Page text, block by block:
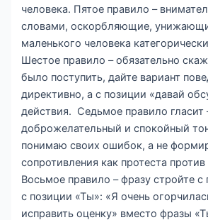
человека. Пятое правило –
словами, оскорбляющие,
маленького человека
Шестое правило – обязательно
было поступить, дайте вариант
директивно, а с позиции «давай
действия. Седьмое правило гласит
доброжелательный и спокойный
понимаю своих ошибок, а не
сопротивления как протеста против
Восьмое правило – фразу стройте с
с позиции «Ты»: «Я очень
исправить оценку» вместо фразы